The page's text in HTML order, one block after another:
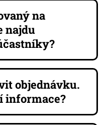
na
najdu
objednávku.
informace?